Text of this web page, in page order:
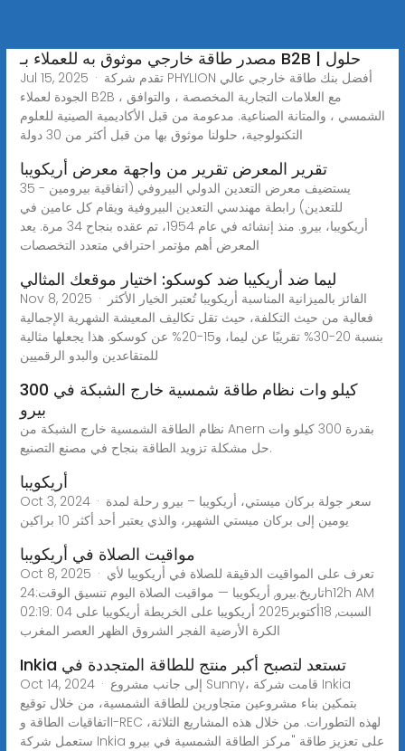
مصدر طاقة خارجي موثوق به للعملاء بـ B2B | حلول
Jul 15, 2025 · تقدم شركة PHYLION أفضل بنك طاقة خارجي عالي
الجودة لعملاء B2B ، مع العلامات التجارية المخصصة ، والتوافق
الشمسي ، والمتانة الصناعية. مدعومة من قبل الأكاديمية الصينية للعلوم
التكنولوجية، حلولنا موثوق بها من قبل أكثر من 30 دولة
تقرير المعرض تقرير من واجهة معرض أريكويبا
يستضيف معرض التعدين الدولي البيروفي (اتفاقية بيرومين - 35
للتعدين) رابطة مهندسي التعدين البيروفية ويقام كل عامين في
أريكويبا، بيرو. منذ إنشائه في عام 1954، تم عقده بنجاح 34 مرة. يعد
المعرض أهم مؤتمر احترافي متعدد التخصصات
ليما ضد أريكيبا ضد كوسكو: اختيار موقعك المثالي
Nov 8, 2025 · الفائز بالميزانية المناسبة أريكويبا تُعتبر الخيار الأكثر
فعالية من حيث التكلفة، حيث تقل تكاليف المعيشة الشهرية الإجمالية
بنسبة 20-30% تقريبًا عن ليما، و15-20% عن كوسكو. هذا يجعلها مثالية
للمتقاعدين والبدو الرقميين
300 كيلو وات نظام طاقة شمسية خارج الشبكة في
بيرو
نظام الطاقة الشمسية خارج الشبكة من Anern بقدرة 300 كيلو وات
حل مشكلة تزويد الطاقة بنجاح في مصنع التصنيع.
أريكويبا
Oct 3, 2024 · سعر جولة بركان ميستي، أريكويبا – بيرو رحلة لمدة
يومين إلى بركان ميستي الشهير، والذي يعتبر أحد أكثر 10 براكين
مواقيت الصلاة في أريكويبا
Oct 8, 2025 · تعرف على المواقيت الدقيقة للصلاة في أريكويبا لأي
تاريخ.بيرو, أريكويبا — مواقيت الصلاة اليوم تنسيق الوقت:24h12h AM
02:19: 04 السبت, 18أكتوبر2025 أريكويبا على الخريطة أريكويبا على
الكرة الأرضية الفجر الشروق الظهر العصر المغرب
Inkia تستعد لتصبح أكبر منتج للطاقة المتجددة في
Oct 14, 2024 · إلى جانب مشروع Sunny، قامت شركة Inkia
بتمكين بناء مشروعين متجاورين للطاقة الشمسية، من خلال توقيع
اتفاقيات الطاقة وI-REC لهذه التطورات. من خلال هذه المشاريع الثلاثة،
ستعمل شركة Inkia على تعزيز طاقة "مركز الطاقة الشمسية في بيرو